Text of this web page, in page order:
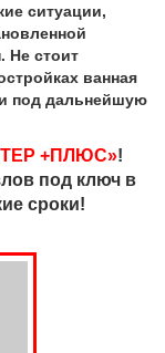
ситуации,
Не стоит
ванная
под дальнейшую
+ПЛЮС»!
под ключ в
сроки!